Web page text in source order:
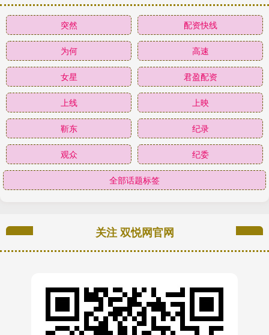
突然 配资快线
为何 高速
女星 君盈配资
上线 上映
靳东 纪录
观众 纪委
全部话题标签
关注 双悦网官网